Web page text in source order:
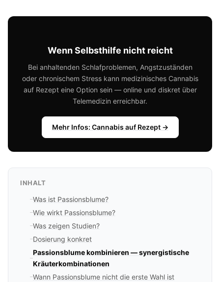
Wenn Selbsthilfe nicht reicht
Bei anhaltenden Schlafproblemen, Angstzuständen
oder chronischem Stress kann medizinisches Cannabis
auf Rezept eine Option sein — online und diskret über
Telemedizin erreichbar.
Mehr Infos: Cannabis auf Rezept →
INHALT
Was ist Passionsblume?
Wie wirkt Passionsblume?
Was zeigen Studien?
Dosierung konkret
Passionsblume kombinieren — synergistische
Kräuterkombinationen
Wann Passionsblume nicht die erste Wahl ist